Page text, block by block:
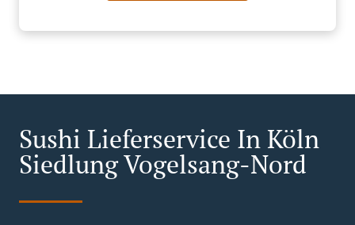
Sushi Lieferservice In Köln
Siedlung Vogelsang-Nord